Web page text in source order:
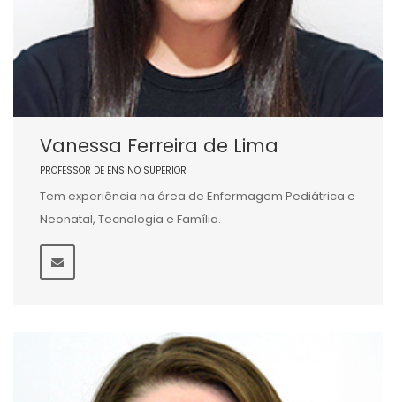
Vanessa Ferreira de Lima
PROFESSOR DE ENSINO SUPERIOR
Tem experiência na área de Enfermagem Pediátrica e
Neonatal, Tecnologia e Família.